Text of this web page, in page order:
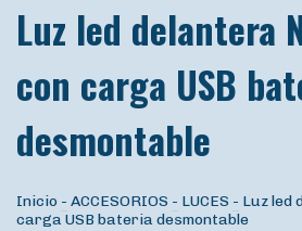
Luz led delantera
con carga USB
desmontable
Inicio - ACCESORIOS - LUCES - Luz led
carga USB bateria desmontable